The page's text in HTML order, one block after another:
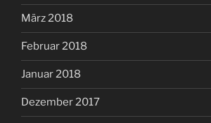
März 2018
Februar 2018
Januar 2018
Dezember 2017